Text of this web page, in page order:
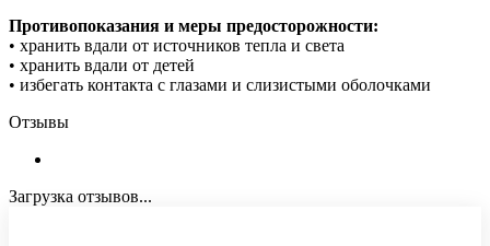
Противопоказания и меры предосторожности:
• хранить вдали от источников тепла и света
• хранить вдали от детей
• избегать контакта с глазами и слизистыми оболочками
Отзывы
Загрузка отзывов...